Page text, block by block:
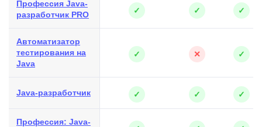
Профессия Java-
разработчик PRO
✓ ✓ ✓
Автоматизатор
тестирования на
Java
✓ ✕ ✓
Java-разработчик ✓ ✓ ✓
Профессия: Java-